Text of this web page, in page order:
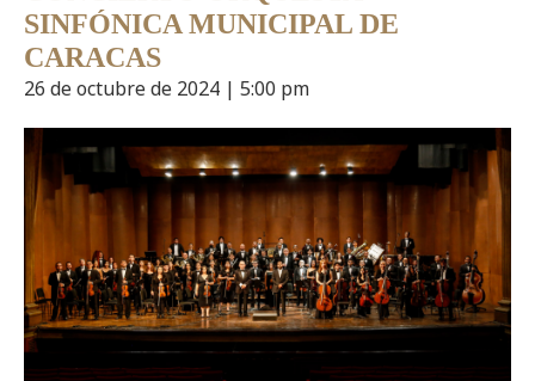
SINFÓNICA MUNICIPAL DE
CARACAS
26 de octubre de 2024 | 5:00 pm